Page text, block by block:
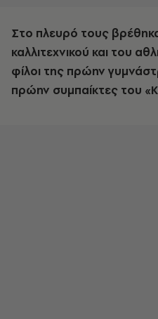
Στο πλευρό τους
καλλιτεχνικού και του
φίλοι της πρώην
πρώην συμπαίκτες του